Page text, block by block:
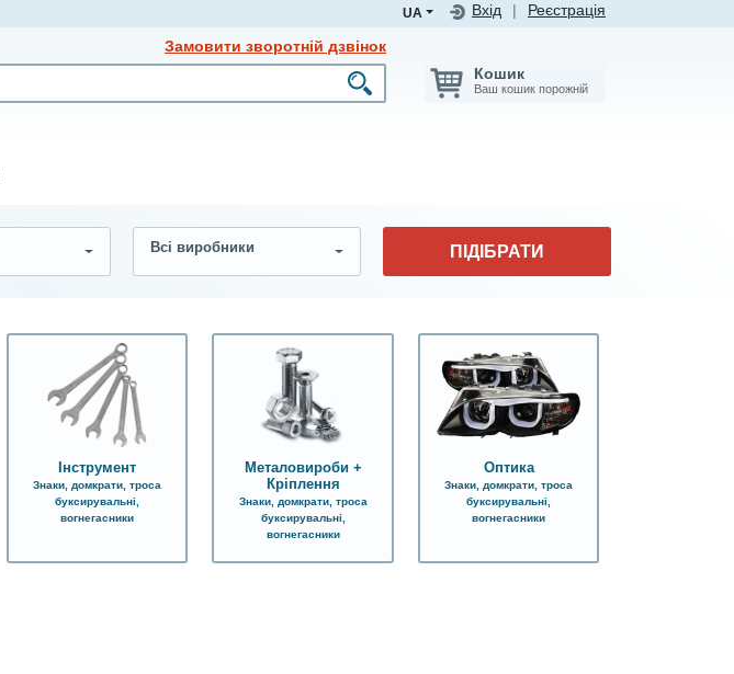
Вхід Реєстрація
UA
Замовити зворотній дзвінок
Кошик
Ваш кошик порожній
Всі виробники ПІДІБРАТИ
Інструмент
Знаки, домкрати, троса
буксирувальні,
вогнегасники
Металовироби +
Кріплення
Знаки, домкрати, троса
буксирувальні,
вогнегасники
Оптика
Знаки, домкрати, троса
буксирувальні,
вогнегасники